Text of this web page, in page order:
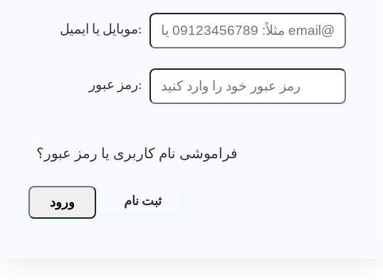
موبایل یا ایمیل:
رمز عبور:
فراموشی نام کاربری یا رمز عبور؟
ورود ثبت نام